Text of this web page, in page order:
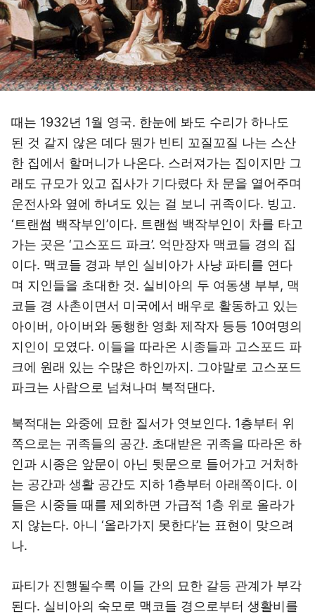
때는 1932년 1월 영국. 한눈에 봐도 수리가 하나도
된 것 같지 않은 데다 뭔가 빈티 꼬질꼬질 나는 스산
한 집에서 할머니가 나온다. 스러져가는 집이지만 그
래도 규모가 있고 집사가 기다렸다 차 문을 열어주며
운전사와 옆에 하녀도 있는 걸 보니 귀족이다. 빙고.
‘트랜썸 백작부인’이다. 트랜썸 백작부인이 차를 타고
가는 곳은 ‘고스포드 파크’. 억만장자 맥코들 경의 집
이다. 맥코들 경과 부인 실비아가 사냥 파티를 연다
며 지인들을 초대한 것. 실비아의 두 여동생 부부, 맥
코들 경 사촌이면서 미국에서 배우로 활동하고 있는
아이버, 아이버와 동행한 영화 제작자 등등 10여명의
지인이 모였다. 이들을 따라온 시종들과 고스포드 파
크에 원래 있는 수많은 하인까지. 그야말로 고스포드
파크는 사람으로 넘쳐나며 북적댄다.
북적대는 와중에 묘한 질서가 엿보인다. 1층부터 위
쪽으로는 귀족들의 공간. 초대받은 귀족을 따라온 하
인과 시종은 앞문이 아닌 뒷문으로 들어가고 거처하
는 공간과 생활 공간도 지하 1층부터 아래쪽이다. 이
들은 시중들 때를 제외하면 가급적 1층 위로 올라가
지 않는다. 아니 ‘올라가지 못한다’는 표현이 맞으려
나.
파티가 진행될수록 이들 간의 묘한 갈등 관계가 부각
된다. 실비아의 숙모로 맥코들 경으로부터 생활비를